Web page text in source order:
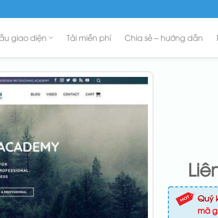
giao diện Tải miễn phí Chia sẻ – hướng dẫn
Quý
mã